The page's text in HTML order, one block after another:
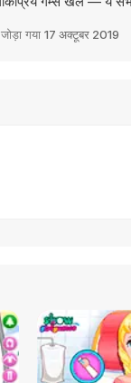
गया 17 अक्टूबर 2019